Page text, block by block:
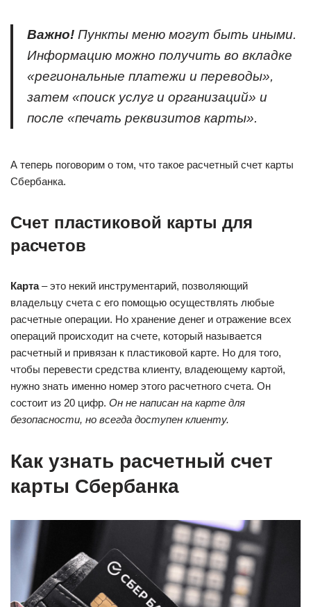
Важно! Пункты меню могут быть иными.
Информацию можно получить во вкладке
«региональные платежи и переводы»,
затем «поиск услуг и организаций» и
после «печать реквизитов карты».
А теперь поговорим о том, что такое расчетный счет карты
Сбербанка.
Счет пластиковой карты для
расчетов
Карта– это некий инструментарий, позволяющий
владельцу счета с его помощью осуществлять любые
расчетные операции. Но хранение денег и отражение всех
операций происходит на счете, который называется
расчетный и привязан к пластиковой карте. Но для того,
чтобы перевести средства клиенту, владеющему картой,
нужно знать именно номер этого расчетного счета. Он
состоит из 20 цифр. Он не написан на карте для
безопасности, но всегда доступен клиенту.
Как узнать расчетный счет
карты Сбербанка